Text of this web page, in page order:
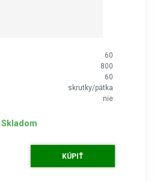
60
800
60
skrutky/pätka
nie
Skladom
KÚPIŤ